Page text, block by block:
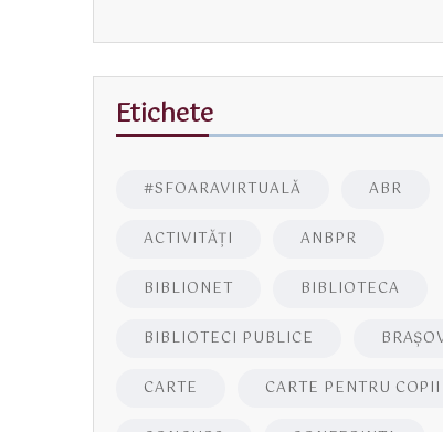
Etichete
#SFOARAVIRTUALĂ ABR
ACTIVITĂŢI ANBPR
BIBLIONET BIBLIOTECA
BIBLIOTECI PUBLICE
CARTE CARTE PENTRU COPII